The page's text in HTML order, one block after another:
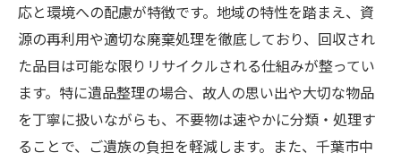
応と環境への配慮が特徴です。地域の特性を踏まえ、資
源の再利用や適切な廃棄処理を徹底しており、回収され
た品目は可能な限りリサイクルされる仕組みが整ってい
ます。特に遺品整理の場合、故人の思い出や大切な物品
を丁寧に扱いながらも、不要物は速やかに分類・処理す
ることで、ご遺族の負担を軽減します。また、千葉市中